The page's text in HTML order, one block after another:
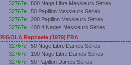
32767e
800 Nage Libre Messieurs Séries
32767e
50 Papillon Messieurs Séries
32767e
200 Papillon Messieurs Séries
32767e
400 4 Nages Messieurs Séries
RIGOLA Raphaele (1979) FRA
32767e
50 Nage Libre Dames Séries
32767e
100 Nage Libre Dames Séries
32767e
50 Papillon Dames Séries